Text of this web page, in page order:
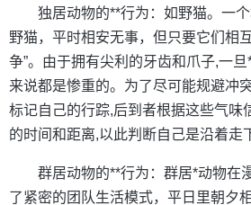
独居动物的**行为：如野猫。一
野猫，平时相安无事，但只要它们相
争”。由于拥有尖利的牙齿和爪子,一
来说都是惨重的。为了尽可能规避冲
标记自己的行踪,后到者根据这些气味
的时间和距离,以此判断自己是沿着走
群居动物的**行为：群居*动物在
了紧密的团队生活模式，平日里朝夕